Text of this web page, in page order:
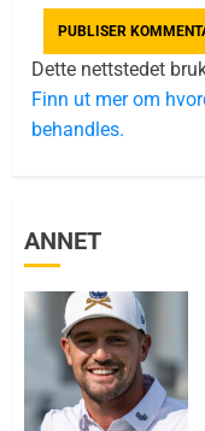
Dette nettstedet
Finn ut mer om
behandles.
ANNET